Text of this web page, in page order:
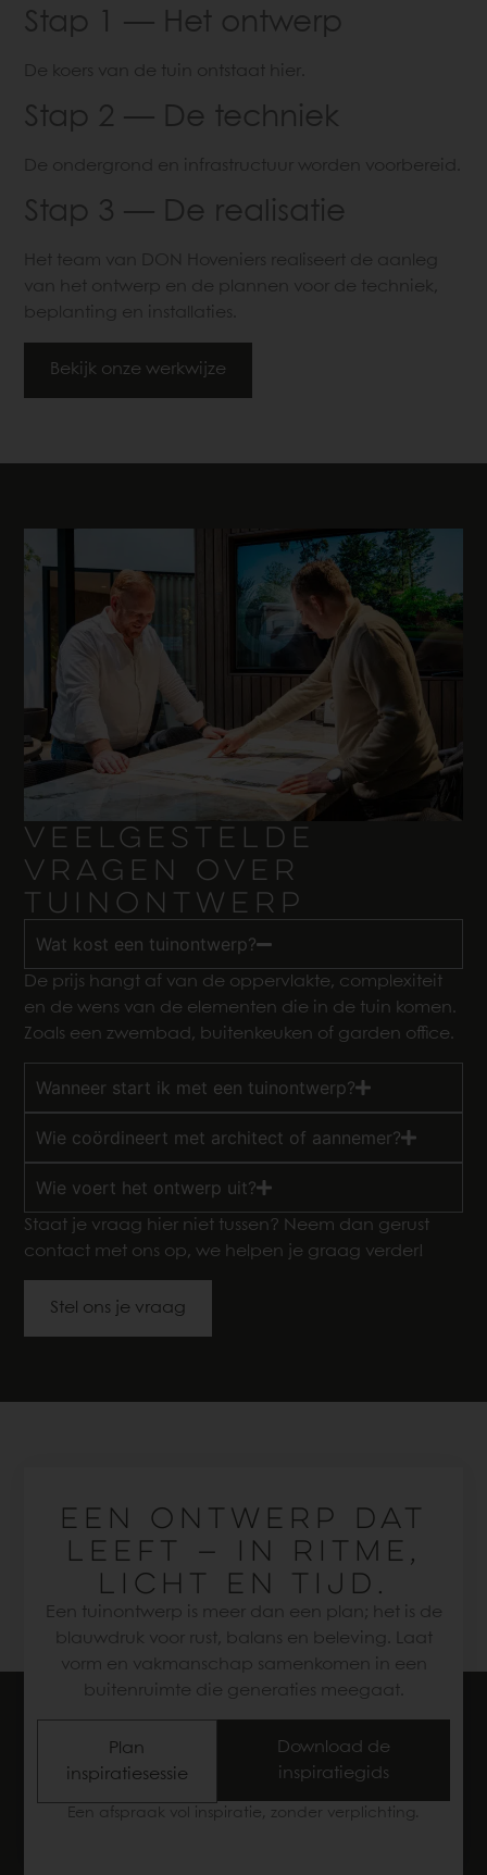
Stap 1 — Het ontwerp
De koers van de tuin ontstaat hier.
Stap 2 — De techniek
De ondergrond en infrastructuur worden voorbereid.
Stap 3 — De realisatie
Het team van DON Hoveniers realiseert de aanleg
van het ontwerp en de plannen voor de techniek,
beplanting en installaties.
Bekijk onze werkwijze
VEELGESTELDE
VRAGEN OVER
TUINONTWERP
Wat kost een tuinontwerp?
De prijs hangt af van de oppervlakte, complexiteit
en de wens van de elementen die in de tuin komen.
Zoals een zwembad, buitenkeuken of garden office.
Wanneer start ik met een tuinontwerp?
Wie coördineert met architect of aannemer?
Wie voert het ontwerp uit?
Staat je vraag hier niet tussen? Neem dan gerust
contact met ons op, we helpen je graag verder!
Stel ons je vraag
EEN ONTWERP DAT
LEEFT — IN RITME,
LICHT EN TIJD.
Een tuinontwerp is meer dan een plan; het is de
blauwdruk voor rust, balans en beleving. Laat
vorm en vakmanschap samenkomen in een
buitenruimte die generaties meegaat.
Plan
inspiratiesessie
Download de
inspiratiegids
Een afspraak vol inspiratie, zonder verplichting.